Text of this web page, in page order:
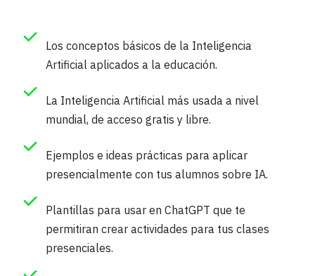
Los conceptos básicos de la Inteligencia
Artificial aplicados a la educación.
La Inteligencia Artificial más usada a nivel
mundial, de acceso gratis y libre.
Ejemplos e ideas prácticas para aplicar
presencialmente con tus alumnos sobre IA.
Plantillas para usar en ChatGPT que te
permitiran crear actividades para tus clases
presenciales.